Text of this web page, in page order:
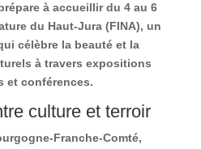
à accueillir du 4 au 6
du Haut-Jura (FINA), un
célèbre la beauté et la
à travers expositions
et conférences.
culture et terroir
Franche-Comté,